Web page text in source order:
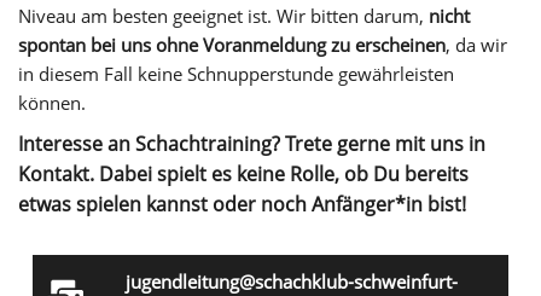
Niveau am besten geeignet ist. Wir bitten darum, nicht
spontan bei uns ohne Voranmeldung zu erscheinen, da wir
in diesem Fall keine Schnupperstunde gewährleisten
können.
Interesse an Schachtraining? Trete gerne mit uns in
Kontakt. Dabei spielt es keine Rolle, ob Du bereits
etwas spielen kannst oder noch Anfänger*in bist!
jugendleitung@schachklub-schweinfurt-